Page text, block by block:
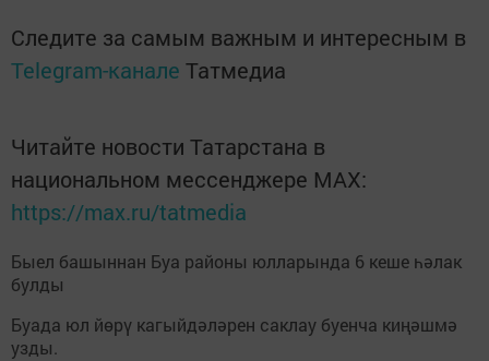
Следите за самым важным и интересным в
Telegram-канале Татмедиа
Читайте новости Татарстана в
национальном мессенджере MАХ:
https://max.ru/tatmedia
Быел башыннан Буа районы юлларында 6 кеше һәлак
булды
Буада юл йөрү кагыйдәләрен саклау буенча киңәшмә
узды.